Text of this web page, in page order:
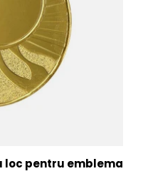
loc pentru emblema